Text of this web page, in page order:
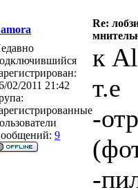
Re:
02/2011 21:42
9
к
т.е
-
-